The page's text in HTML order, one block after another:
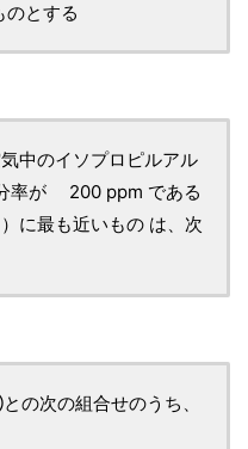
のとする
中のイソプロピルアル
率が 200 ppm である
に最も近いもの は、次
次の組合せのうち、